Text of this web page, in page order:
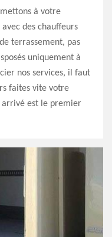
à votre
des chauffeurs
terrassement, pas
uniquement à
nos services, il faut
faites vite votre
est le premier